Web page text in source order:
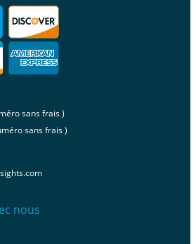
sans frais )
sans frais )
nous